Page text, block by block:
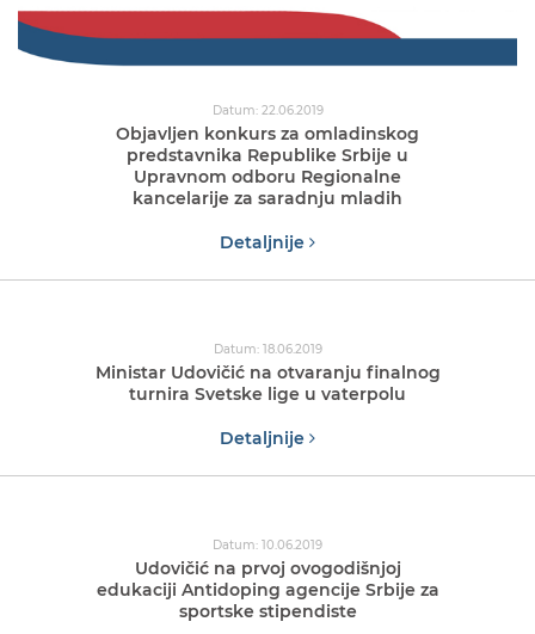
Datum: 22.06.2019
Objavljen konkurs za omladinskog
predstavnika Republike Srbije u
Upravnom odboru Regionalne
kancelarije za saradnju mladih
Detaljnije
Datum: 18.06.2019
Ministar Udovičić na otvaranju finalnog
turnira Svetske lige u vaterpolu
Detaljnije
Datum: 10.06.2019
Udovičić na prvoj ovogodišnjoj
edukaciji Antidoping agencije Srbije za
sportske stipendiste